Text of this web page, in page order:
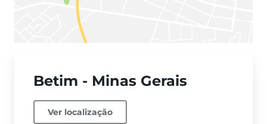
Betim - Minas Gerais
Ver localização